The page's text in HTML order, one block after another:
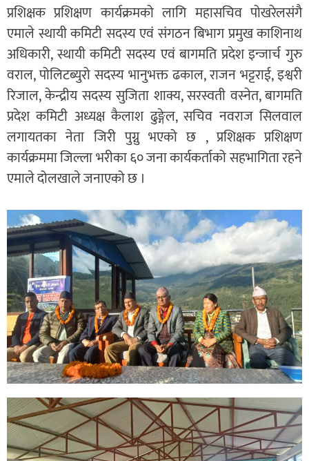
प्रशिक्षक प्रशिक्षण कार्यक्रमको लागि महासचिव पोखरेलसंगै
एमाले स्थायी कमिटी सदस्य एवं संगठन बिभाग प्रमुख काशिनाथ
अधिकारी, स्थायी कमिटी सदस्य एवं बागमति प्रदेश इन्जार्च गुरु
वराल, पोलिटब्युरो सदस्य भानुभक्त ढकाल, राजन भट्टराई, इश्वरी
रिजाल, केन्द्रीय सदस्य सुजिता शाक्य, सरस्वती वस्नेत, बागमति
प्रदेश कमिटी अध्यक्ष कैलाश ढुङ्गेल, सचिव नवराज सिलवाल
लगायतका नेता जिरी पुग्नु भएको छ , प्रशिक्षक प्रशिक्षण
कार्यक्रममा जिल्ला भरीका ६० जना कार्यकर्ताको सहभागिता रहने
एमाले दोलखाले जनाएको छ ।